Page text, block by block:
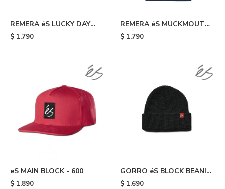
REMERA éS LUCKY DAY
TEE - 320
$ 1.790
REMERA éS MUCKMOUTH
TEE - Blue
$ 1.790
eS MAIN BLOCK - 600
$ 1.890
GORRO éS BLOCK BEANIE
- Black
$ 1.690